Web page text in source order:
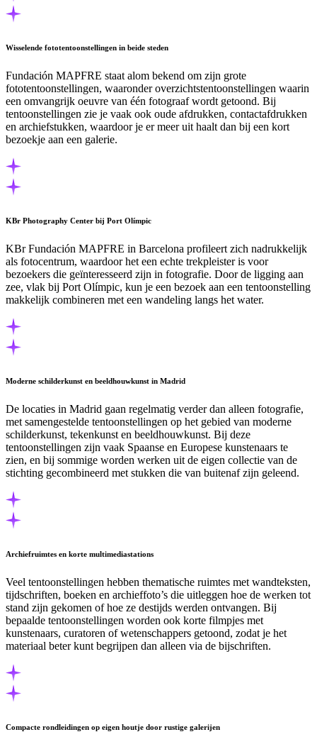
Wisselende fototentoonstellingen in beide steden
Fundación MAPFRE staat alom bekend om zijn grote
fototentoonstellingen, waaronder overzichtstentoonstellingen waarin
een omvangrijk oeuvre van één fotograaf wordt getoond. Bij
tentoonstellingen zie je vaak ook oude afdrukken, contactafdrukken
en archiefstukken, waardoor je er meer uit haalt dan bij een kort
bezoekje aan een galerie.
KBr Photography Center bij Port Olímpic
KBr Fundación MAPFRE in Barcelona profileert zich nadrukkelijk
als fotocentrum, waardoor het een echte trekpleister is voor
bezoekers die geïnteresseerd zijn in fotografie. Door de ligging aan
zee, vlak bij Port Olímpic, kun je een bezoek aan een tentoonstelling
makkelijk combineren met een wandeling langs het water.
Moderne schilderkunst en beeldhouwkunst in Madrid
De locaties in Madrid gaan regelmatig verder dan alleen fotografie,
met samengestelde tentoonstellingen op het gebied van moderne
schilderkunst, tekenkunst en beeldhouwkunst. Bij deze
tentoonstellingen zijn vaak Spaanse en Europese kunstenaars te
zien, en bij sommige worden werken uit de eigen collectie van de
stichting gecombineerd met stukken die van buitenaf zijn geleend.
Archiefruimtes en korte multimediastations
Veel tentoonstellingen hebben thematische ruimtes met wandteksten,
tijdschriften, boeken en archieffoto’s die uitleggen hoe de werken tot
stand zijn gekomen of hoe ze destijds werden ontvangen. Bij
bepaalde tentoonstellingen worden ook korte filmpjes met
kunstenaars, curatoren of wetenschappers getoond, zodat je het
materiaal beter kunt begrijpen dan alleen via de bijschriften.
Compacte rondleidingen op eigen houtje door rustige galerijen